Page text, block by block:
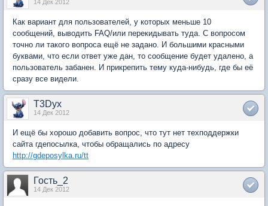
14 Дек 2012
Как вариант для пользователей, у которых меньше 10
сообщений, выводить FAQ/или перекидывать туда. С вопросом
точно ли такого вопроса ещё не задано. И большими красными
буквами, что если ответ уже дан, то сообщение будет удалено, а
пользователь забанен. И прикрепить тему куда-нибудь, где бы её
сразу все видели.
T3Dyx
14 Дек 2012
И ещё бы хорошо добавить вопрос, что тут нет техподдержки
сайта гдепосылка, чтобы обращались по адресу
http://gdeposylka.ru/tt
Гость_2
14 Дек 2012